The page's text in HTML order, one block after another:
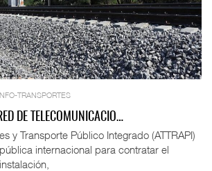
TRANSPORTES
DE TELECOMUNICACIO…
y Transporte Público Integrado (ATTRAPI)
internacional para contratar el